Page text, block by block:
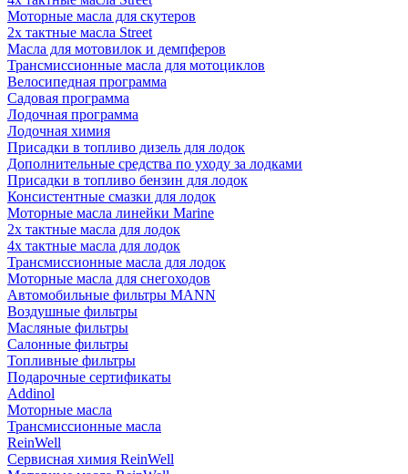
Моторные масла для скутеров
2х тактные масла Street
Масла для мотовилок и демпферов
Трансмиссионные масла для мотоциклов
Велосипедная программа
Садовая программа
Лодочная программа
Лодочная химия
Присадки в топливо дизель для лодок
Дополнительные средства по уходу за лодками
Присадки в топливо бензин для лодок
Консистентные смазки для лодок
Моторные масла линейки Marine
2х тактные масла для лодок
4х тактные масла для лодок
Трансмиссионные масла для лодок
Моторные масла для снегоходов
Автомобильные фильтры MANN
Воздушные фильтры
Масляные фильтры
Салонные фильтры
Топливные фильтры
Подарочные сертификаты
Addinol
Моторные масла
Трансмиссионные масла
ReinWell
Сервисная химия ReinWell